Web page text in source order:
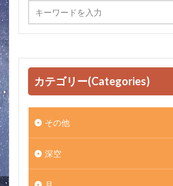
カテゴリー(Categories)
その他
深空